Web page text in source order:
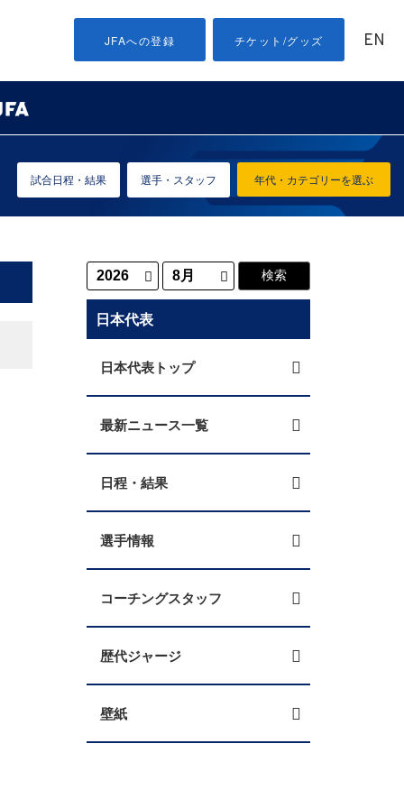
JFAへの登録 チケット/グッズ EN
年代・カテゴリーを選ぶ
試合日程・結果 選手・スタッフ
日本代表
日本代表トップ
最新ニュース一覧
日程・結果
選手情報
コーチングスタッフ
歴代ジャージ
壁紙